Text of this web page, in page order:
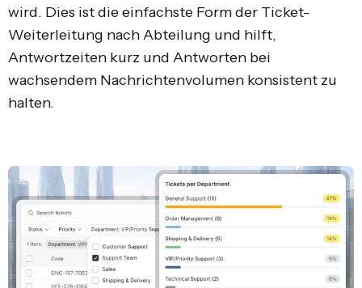
wird. Dies ist die einfachste Form der Ticket-
Weiterleitung nach Abteilung und hilft,
Antwortzeiten kurz und Antworten bei
wachsendem Nachrichtenvolumen konsistent zu
halten.